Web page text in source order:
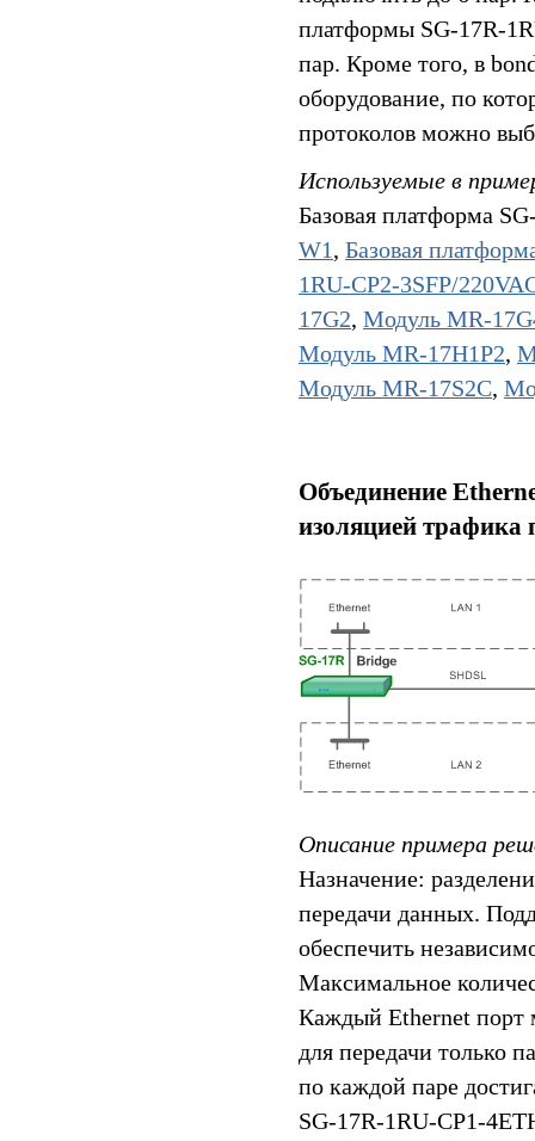
платформы SG-17R-
пар. Кроме того, в
оборудование, по
протоколов можно
Используемые в
Базовая платформа
W1, Базовая
1RU-CP2-3SFP/
17G2, Модуль MR-
Модуль MR-17H1P2,
Модуль MR-17S2C,
Объединение
изоляцией
Описание примера
Назначение:
передачи данных.
обеспечить
Максимальное
Каждый Ethernet порт
для передачи только
по каждой паре
SG-17R-1RU-CP1-